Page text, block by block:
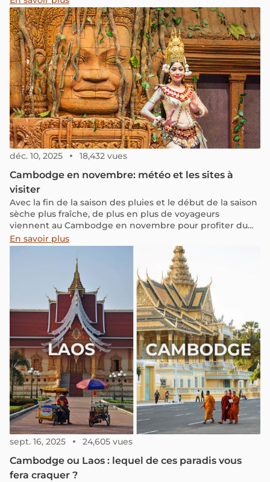
vous à découvrir pourquoi il est idéal de visiter le
Cambodge en mars.
déc. 10, 2025 18,432 vues
Cambodge en novembre: météo et les sites à
visiter
Avec la fin de la saison des pluies et le début de la saison
sèche plus fraîche, de plus en plus de voyageurs
viennent au Cambodge en novembre pour profiter du
temps doux et ensoleillé. Continuez à lire pour connaître
la météo du Cambodge en novembre, y compris les
températures moyennes et les précipitations, ainsi que
des conseils de voyage sur ce qu'il faut porter et les
meilleurs endroits à visiter.
En savoir plus
sept. 16, 2025 24,605 vues
Cambodge ou Laos : lequel de ces paradis vous
fera craquer ?